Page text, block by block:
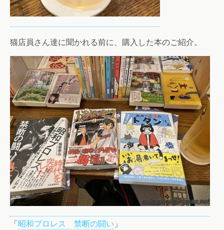
猫店員さん達に聞かれる前に、購入した本のご紹介。
「昭和プロレス 禁断の闘い 」